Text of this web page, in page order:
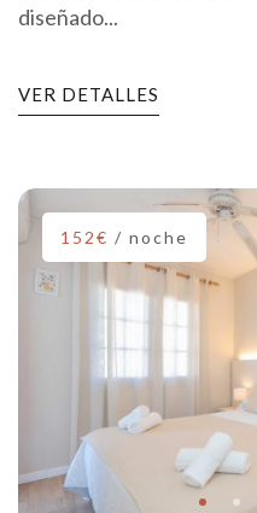
diseñado...
VER DETALLES
152€ / noche